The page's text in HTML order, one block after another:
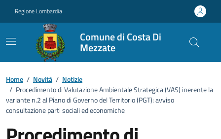
Regione Lombardia
Comune di Costa Di
Mezzate
Home / Novità / Notizie
/ Procedimento di Valutazione Ambientale Strategica (VAS) inerente la
variante n.2 al Piano di Governo del Territorio (PGT): avviso
consultazione parti sociali ed economiche